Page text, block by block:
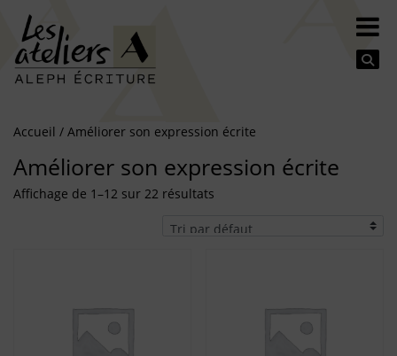
Accueil / Améliorer son expression écrite
Améliorer son expression écrite
Affichage de 1–12 sur 22 résultats